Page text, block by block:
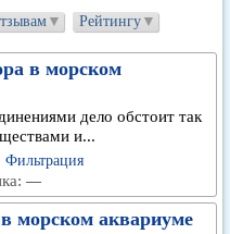
▼ Рейтингу▼
в морском
дело обстоит так
и...
Фильтрация
—
морском аквариуме